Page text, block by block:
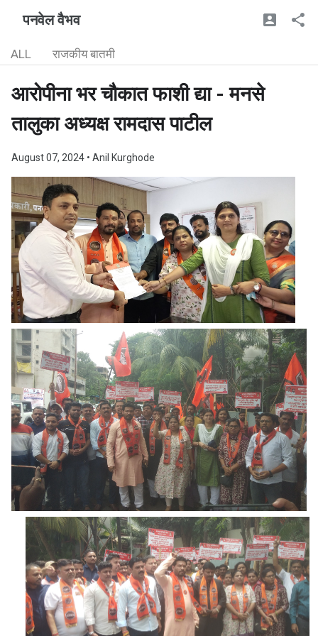
पनवेल वैभव
ALL राजकीय बातमी
आरोपीना भर चौकात फाशी द्या - मनसे
तालुका अध्यक्ष रामदास पाटील
August 07, 2024 • Anil Kurghode